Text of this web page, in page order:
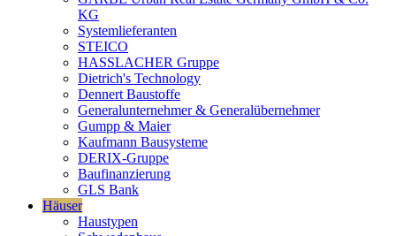
KG
Systemlieferanten
STEICO
HASSLACHER Gruppe
Dietrich's Technology
Dennert Baustoffe
Generalunternehmer & Generalübernehmer
Gumpp & Maier
Kaufmann Bausysteme
DERIX-Gruppe
Baufinanzierung
GLS Bank
Häuser
Haustypen